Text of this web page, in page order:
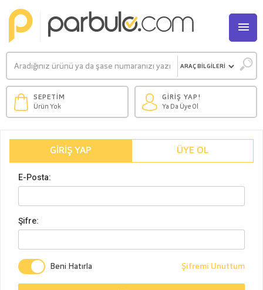
SEPETİM
Ürün Yok
GİRİŞ YAP!
Ya Da Üye Ol
GIRIŞ YAP ÜYE OL
E-Posta:
Şifre:
Beni Hatırla Şifremi Unuttum